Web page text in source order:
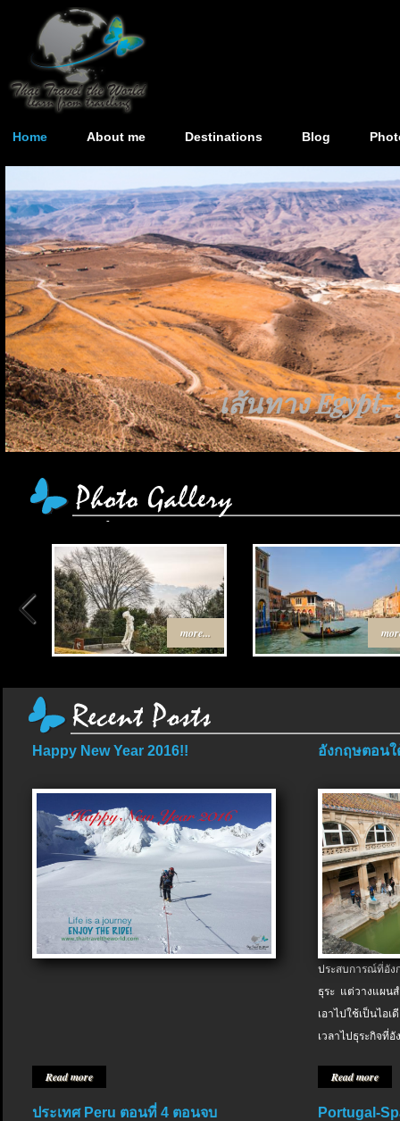
Home About me Destinations Blog
เส้นทาง
more...
Happy New Year 2016!!
Read more
อังกฤษตอนใ
ประสบการณ์ที่อัง
ธุระ แต่วางแผน
เอาไปใช้เป็นไอ
เวลาไปธุระกิจที่อั
Read more
ประเทศ Peru ตอนที่ 4 ตอนจบ
Portugal-